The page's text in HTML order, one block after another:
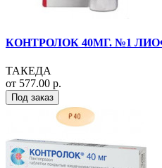
КОНТРОЛОК 40МГ. №1
ТАКЕДА
от 577.00 р.
Под заказ